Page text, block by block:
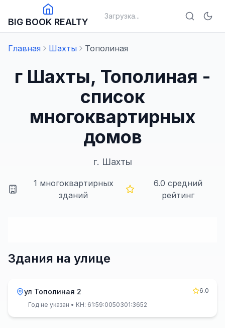
BIG BOOK REALTY
Загрузка...
Главная Шахты Тополиная
г Шахты, Тополиная -
список
многоквартирных
домов
г. Шахты
1 многоквартирных
зданий
6.0 средний
рейтинг
Здания на улице
ул Тополиная 2
6.0
Год не указан • КН: 61:59:0050301:3652